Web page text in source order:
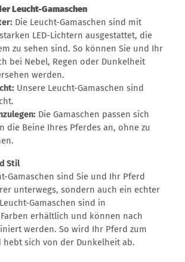
Leucht-Gamaschen
Die Leucht-Gamaschen sind mit
LED-Lichtern ausgestattet, die
zu sehen sind. So können Sie und Ihr
bei Nebel, Regen oder Dunkelheit
werden.
Unsere Leucht-Gamaschen sind
Die Gamaschen passen sich
die Beine Ihres Pferdes an, ohne zu
Stil
Gamaschen sind Sie und Ihr Pferd
unterwegs, sondern auch ein echter
Gamaschen sind in
erhältlich und können nach
werden. So wird Ihr Pferd zum
hebt sich von der Dunkelheit ab.